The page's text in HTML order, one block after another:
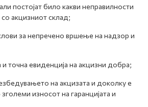
постојат било какви неправилности
акцизниот склад;
за непречено вршење на надзор и
точна евиденција на акцизни добра;
на акцизата и доколку е
износот на гаранцијата и